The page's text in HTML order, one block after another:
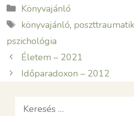
Kategória
Könyvajánló
Címkék
könyvajánló,
pszichológia
Életem – 2021
Időparadoxon – 2012
Keresés: